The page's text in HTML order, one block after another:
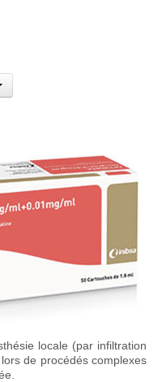
locale (par infiltration
de procédés complexes